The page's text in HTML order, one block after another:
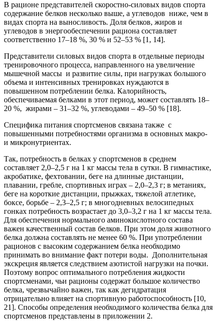
В рационе представителей скоростно-силовых видов спорта
содержание белков несколько выше, а углеводов ниже, чем в
видах спорта на выносливость. Доля белков, жиров и
углеводов в энергообеспечении рациона составляет
соответственно 17–18 %, 30 % и 52–53 % [1, 14].
Представители силовых видов спорта в отдельные периоды
тренировочного процесса, направленного на увеличение
мышечной массы и развитие силы, при нагрузках большого
объема и интенсивных тренировках нуждаются в
повышенном потреблении белка. Калорийность,
обеспечиваемая белками в этот период, может составлять 18–
20 %, жирами – 31–32 %, углеводами – 49–50 % [18].
Специфика питания спортсменов связана также с
повышенными потребностями организма в основных макро-
и микронутриентах.
Так, потребность в белках у спортсменов в среднем
составляет 2,0–2,5 г на 1 кг массы тела в сутки. В гимнастике,
акробатике, фехтовании, беге на длинные дистанции,
плавании, гребле, спортивных играх – 2,0–2,3 г; в метаниях,
беге на короткие дистанции, прыжках, тяжелой атлетике,
боксе, борьбе – 2,3–2,5 г; в многодневных велосипедных
гонках потребность возрастает до 3,0–3,2 г на 1 кг массы тела.
Для обеспечения нормального аминокислотного состава
важен качественный состав белков. При этом доля животного
белка должна составлять не менее 60 %. При употреблении
рационов с высоким содержанием белка необходимо
принимать во внимание факт потери воды. Дополнительная
экскреция является следствием азотистой нагрузки на почки.
Поэтому вопрос оптимального потребления жидкости
спортсменами, чьи рационы содержат большое количество
белка, чрезвычайно важен, так как дегидратация
отрицательно влияет на спортивную работоспособность [10,
21]. Способы определения необходимого количества белка для
спортсменов представлены в приложении 2.